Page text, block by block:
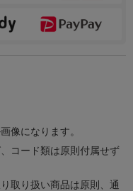
像になります。
コード類は原則付属せず
取り扱い商品は原則、通